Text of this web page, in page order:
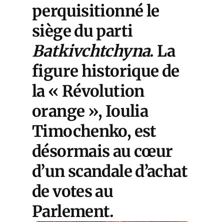
perquisitionné le
siège du parti
Batkivchtchyna. La
figure historique de
la « Révolution
orange », Ioulia
Timochenko, est
désormais au cœur
d’un scandale d’achat
de votes au
Parlement.